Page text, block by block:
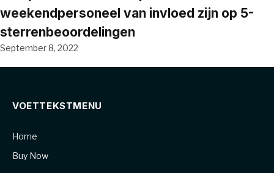
weekendpersoneel van invloed zijn op 5-
sterrenbeoordelingen
September 8, 2022
VOETTEKSTMENU
Home
Buy Now